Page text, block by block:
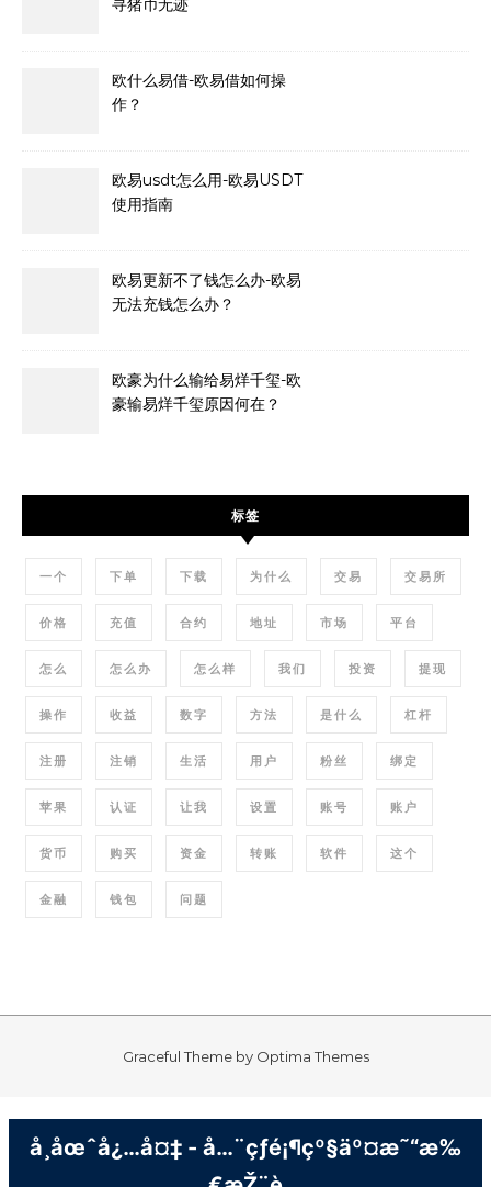
寻猪币无迹
欧什么易借-欧易借如何操
作？
欧易usdt怎么用-欧易USDT
使用指南
欧易更新不了钱怎么办-欧易
无法充钱怎么办？
欧豪为什么输给易烊千玺-欧
豪输易烊千玺原因何在？
标签
一个 下单 下载 为什么 交易 交易所
价格 充值 合约 地址 市场 平台
怎么 怎么办 怎么样 我们 投资 提现
操作 收益 数字 方法 是什么 杠杆
注册 注销 生活 用户 粉丝 绑定
苹果 认证 让我 设置 账号 账户
货币 购买 资金 转账 软件 这个
金融 钱包 问题
Graceful Theme by Optima Themes